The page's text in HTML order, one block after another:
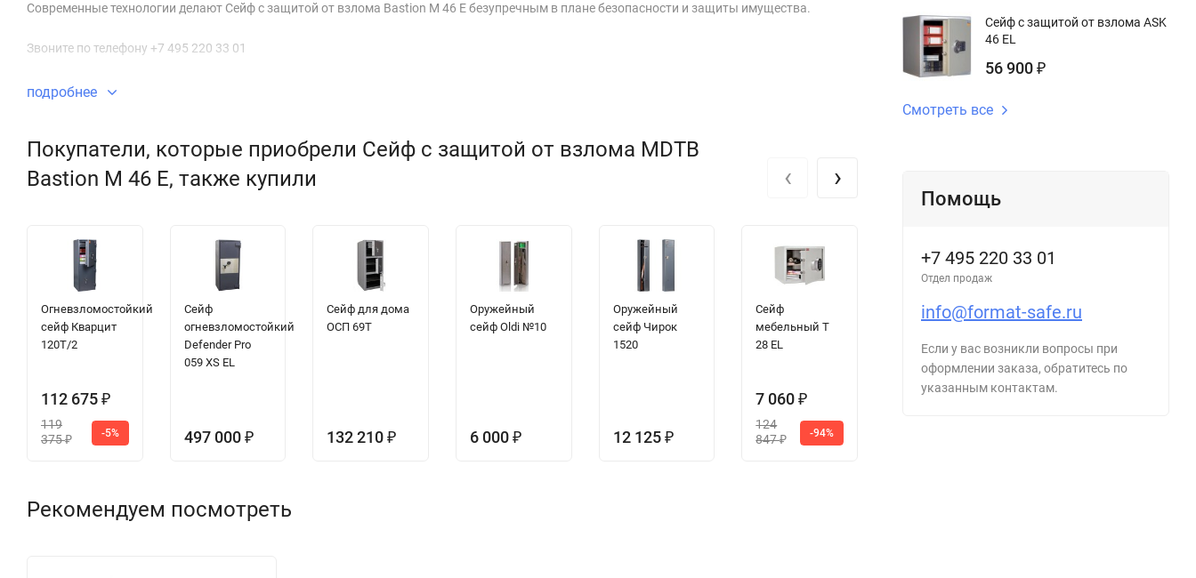
Современные технологии делают Сейф с защитой от взлома Bastion M 46 E безупречным в плане безопасности и защиты имущества.
Звоните по телефону +7 495 220 33 01
подробнее
Покупатели, которые приобрели Сейф с защитой от взлома MDTB
Bastion M 46 E, также купили
Огневзломостойкий
сейф Кварцит
120T/2
112 675 ₽
119
375₽
-5%
Сейф
огневзломостойкий
Defender Pro
059 XS EL
497 000 ₽
Сейф для дома
ОСП 69T
132 210₽
Оружейный
сейф Oldi №10
6 000 ₽
Оружейный
сейф Чирок
1520
12 125 ₽
Сейф
мебельный T
28 EL
7 060₽
124
847₽
-94%
Огневзломостойкий
Сейф Juwel
‹ ›
Рекомендуем посмотреть
Сейф с защитой от взлома ASK
46 EL
56 900 ₽
Смотреть все
Помощь
+7 495 220 33 01
Отдел продаж
info@format-safe.ru
Если у вас возникли вопросы при
оформлении заказа, обратитесь по
указанным контактам.